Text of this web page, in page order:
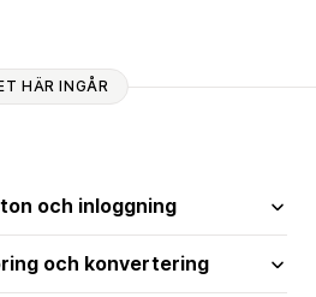
HÄR INGÅR
och inloggning
och konvertering